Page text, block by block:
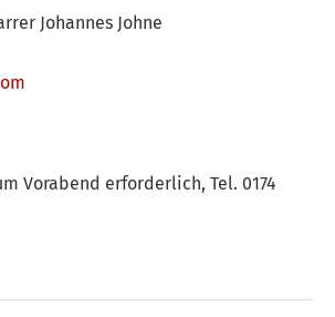
Johannes Johne
Vorabend erforderlich, Tel. 0174